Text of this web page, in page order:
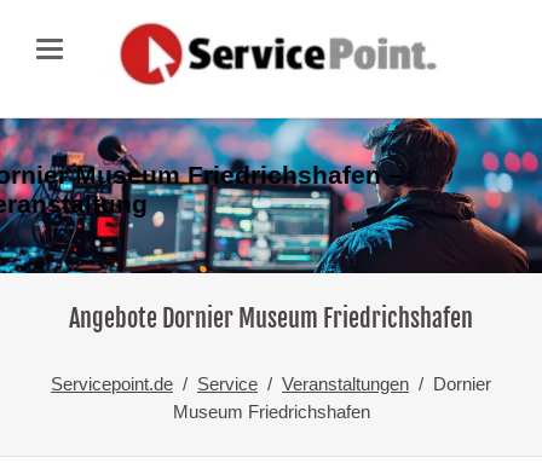
Museum Friedrichshafen –
Angebote Dornier Museum Friedrichshafen
Servicepoint.de Service Veranstaltungen
Dornier
Museum Friedrichshafen